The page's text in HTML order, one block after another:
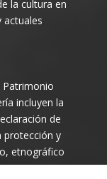
la cultura en
actuales
Patrimonio
incluyen la
de
protección y
etnográfico
variantes.